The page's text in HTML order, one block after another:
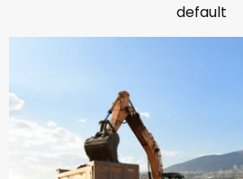
default